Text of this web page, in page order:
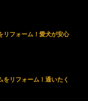
リフォーム！愛犬が安心
をリフォーム！通いたく